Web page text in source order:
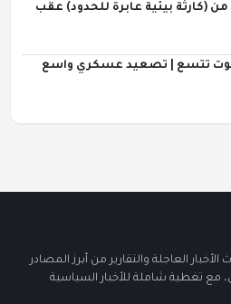
(كارثة بيئية عابرة للحدود) عقب
تتسع | تصعيد عسكري واسع
العاجلة والتقارير من أبرز المصادر
مع تغطية شاملة للأخبار السياسية